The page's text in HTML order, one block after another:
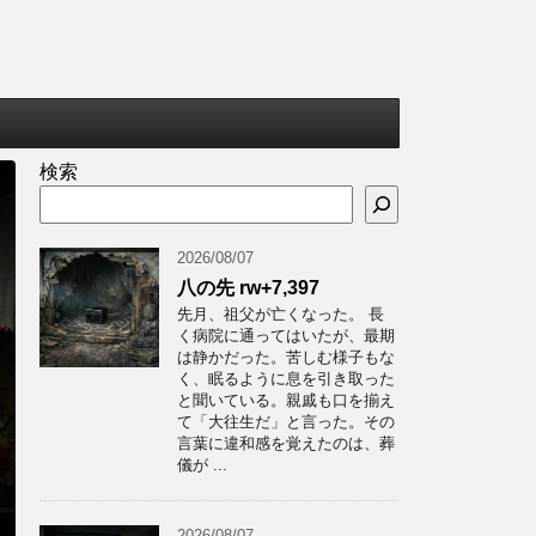
検索
2026/08/07
八の先 rw+7,397
先月、祖父が亡くなった。 長
く病院に通ってはいたが、最期
は静かだった。苦しむ様子もな
く、眠るように息を引き取った
と聞いている。親戚も口を揃え
て「大往生だ」と言った。その
言葉に違和感を覚えたのは、葬
儀が ...